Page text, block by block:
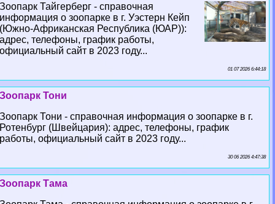
Зоопарк Тайгерберг - справочная
информация о зоопарке в г. Уэстерн Кейп
(Южно-Африканская Республика (ЮАР)):
адрес, телефоны, график работы,
официальный сайт в 2023 году...
01 07 2026 6:44:18
Зоопарк Тони
Зоопарк Тони - справочная информация о зоопарке в г.
Ротенбург (Швейцария): адрес, телефоны, график
работы, официальный сайт в 2023 году...
30 06 2026 4:47:38
Зоопарк Тама